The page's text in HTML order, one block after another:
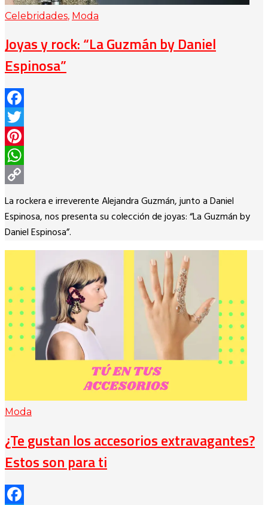
Celebridades, Moda
Joyas y rock: “La Guzmán by Daniel
Espinosa”
Facebook
Twitter
Pinterest
WhatsApp
Copy
Link
La rockera e irreverente Alejandra Guzmán, junto a Daniel
Espinosa, nos presenta su colección de joyas: “La Guzmán by
Daniel Espinosa”.
Moda
¿Te gustan los accesorios extravagantes?
Estos son para ti